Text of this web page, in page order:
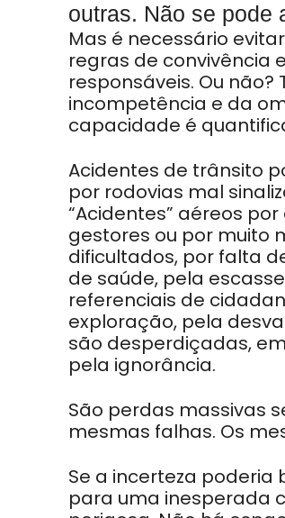
outras. Não se pode
Mas é necessário
regras de convivência
responsáveis. Ou
incompetência e da
capacidade é
Acidentes de trânsito
por rodovias mal
“Acidentes” aéreos
gestores ou por muito
dificultados, por falta
de saúde, pela
referenciais de
exploração, pela
são desperdiçadas,
pela ignorância.
São perdas massivas
mesmas falhas. Os
Se a incerteza
para uma inesperada